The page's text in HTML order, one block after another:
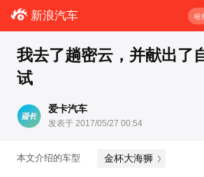
新浪汽车 哈
我去了趟密云，并献出了
试
爱卡汽车
发表于 2017/05/27 00:54
本文介绍的车型 金杯大海狮